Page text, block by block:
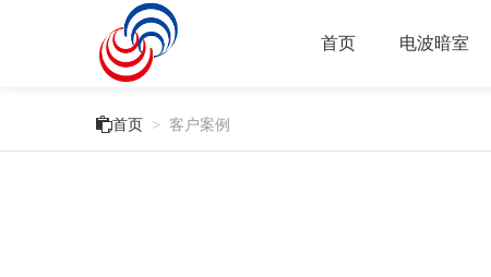
首页 电波暗室
首页 > 客户案例